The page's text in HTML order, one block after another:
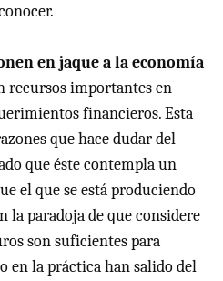
en jaque a la economía
recursos importantes en
financieros. Esta
que hace dudar del
que éste contempla un
el que se está produciendo
la paradoja de que considere
son suficientes para
en la práctica han salido del